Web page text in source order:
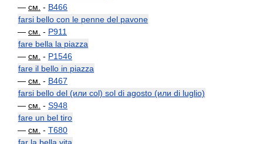
— см. - B466
farsi bello con le penne del pavone
— см. - P911
fare bella la piazza
— см. - P1546
fare il bello in piazza
— см. - B467
farsi bello del (или col) sol di agosto (или di luglio)
— см. - S948
fare un bel tiro
— см. - T680